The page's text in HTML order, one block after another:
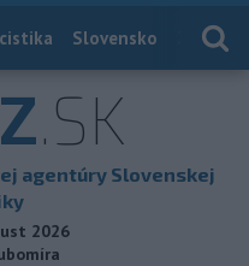
Slovensko
.SK
agentúry Slovenskej
2026